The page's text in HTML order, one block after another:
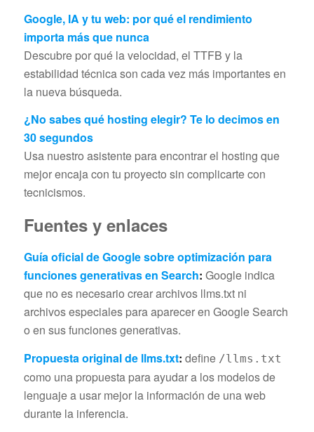
Google, IA y tu web: por qué el rendimiento
importa más que nunca
Descubre por qué la velocidad, el TTFB y la
estabilidad técnica son cada vez más importantes en
la nueva búsqueda.
¿No sabes qué hosting elegir? Te lo decimos en
30 segundos
Usa nuestro asistente para encontrar el hosting que
mejor encaja con tu proyecto sin complicarte con
tecnicismos.
Fuentes y enlaces
Guía oficial de Google sobre optimización para
funciones generativas en Search: Google indica
que no es necesario crear archivos llms.txt ni
archivos especiales para aparecer en Google Search
o en sus funciones generativas.
Propuesta original de llms.txt: define /llms.txt
como una propuesta para ayudar a los modelos de
lenguaje a usar mejor la información de una web
durante la inferencia.